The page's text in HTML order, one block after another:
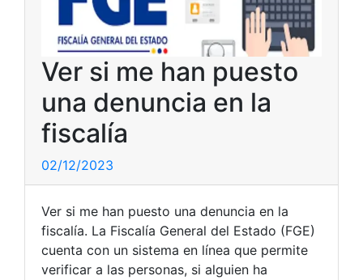
Ver si me han puesto
una denuncia en la
fiscalía
02/12/2023
Ver si me han puesto una denuncia en la
fiscalía. La Fiscalía General del Estado (FGE)
cuenta con un sistema en línea que permite
verificar a las personas, si alguien ha